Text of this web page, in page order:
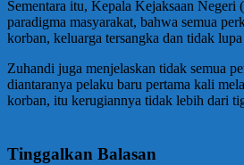
Sementara itu, Kepala Kejaksaan
paradigma masyarakat, bahwa semua
korban, keluarga tersangka dan tidak
Zuhandi juga menjelaskan tidak semua
diantaranya pelaku baru pertama kali
korban, itu kerugiannya tidak lebih dari
Tinggalkan Balasan